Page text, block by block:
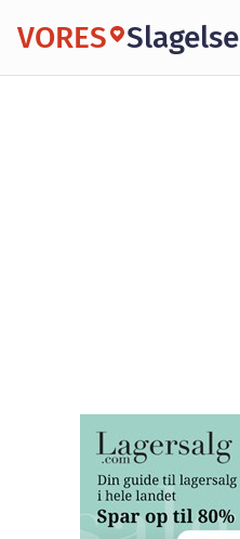
VORES Slagelse